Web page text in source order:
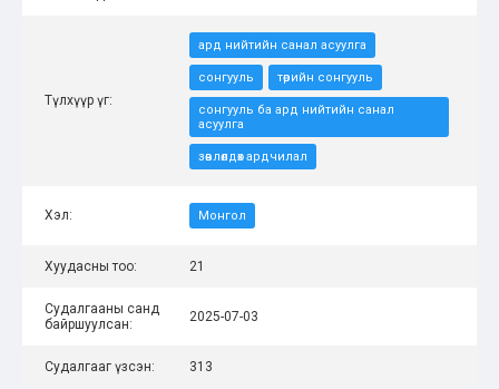
Түлхүүр үг:
ард нийтийн санал асуулга
сонгууль төрийн сонгууль
сонгууль ба ард нийтийн санал
асуулга
зөвлөлдөх ардчилал
Хэл: Монгол
Хуудасны тоо: 21
Судалгааны санд
байршуулсан:
2025-07-03
Судалгааг үзсэн: 313